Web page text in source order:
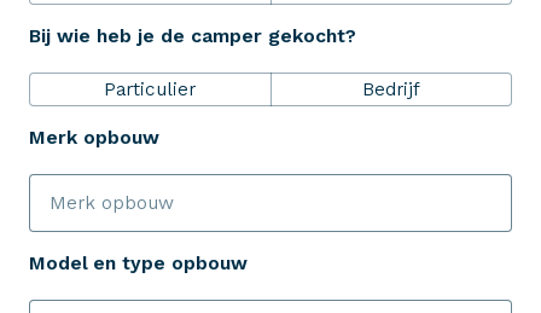
Bij wie heb je de camper gekocht?
Particulier Bedrijf
Merk opbouw
Model en type opbouw
Bereken je premie
Schade melden